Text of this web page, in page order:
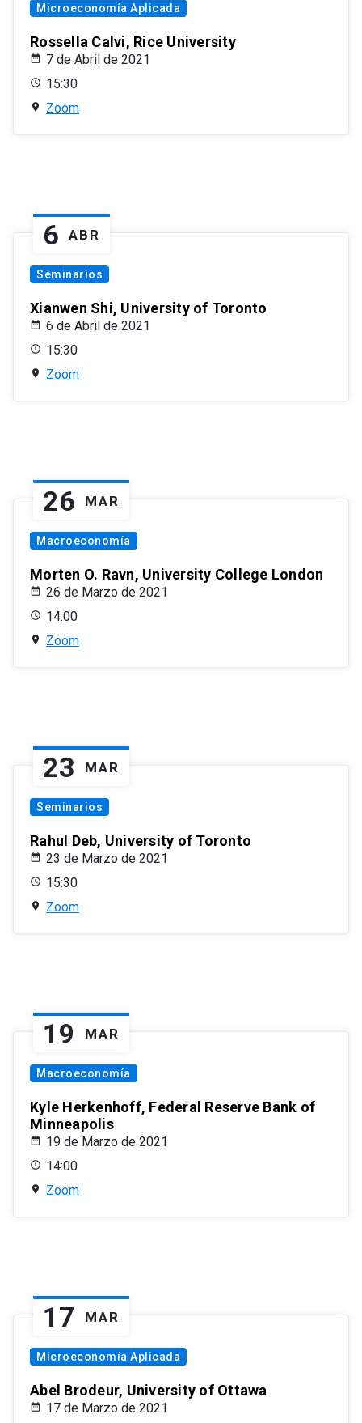
Microeconomía Aplicada
Rossella Calvi, Rice University
7 de Abril de 2021
15:30
Zoom
6 ABR
Seminarios
Xianwen Shi, University of Toronto
6 de Abril de 2021
15:30
Zoom
26 MAR
Macroeconomía
Morten O. Ravn, University College London
26 de Marzo de 2021
14:00
Zoom
23 MAR
Seminarios
Rahul Deb, University of Toronto
23 de Marzo de 2021
15:30
Zoom
19 MAR
Macroeconomía
Kyle Herkenhoff, Federal Reserve Bank of
Minneapolis
19 de Marzo de 2021
14:00
Zoom
17 MAR
Microeconomía Aplicada
Abel Brodeur, University of Ottawa
17 de Marzo de 2021